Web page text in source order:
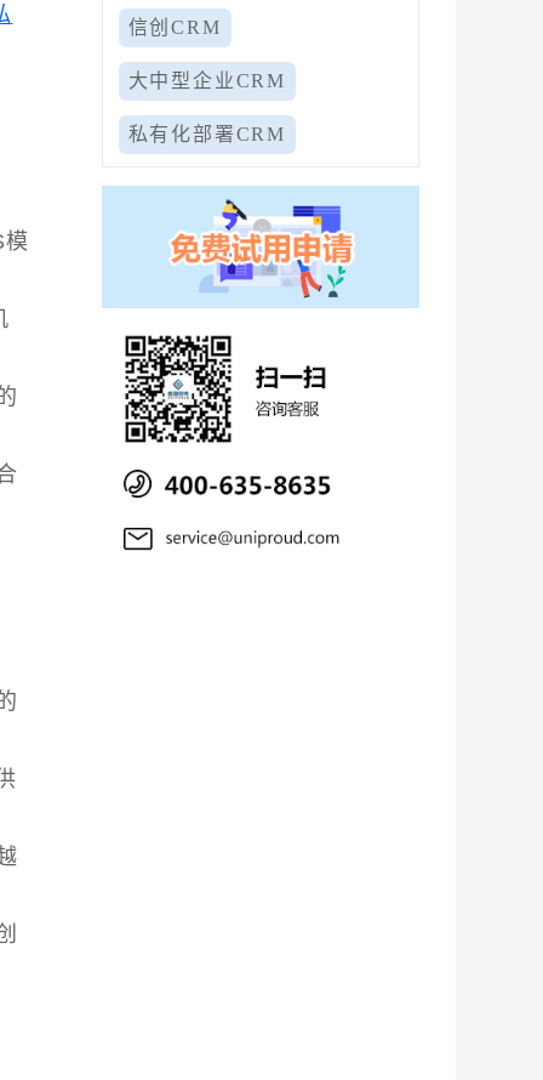
信创CRM
大中型企业CRM
私有化部署CRM